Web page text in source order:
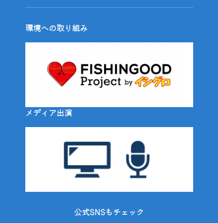
環境への取り組み
メディア出演
公式SNSもチェック